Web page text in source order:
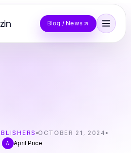
Blog / News
OCTOBER 21, 2024
A April Price